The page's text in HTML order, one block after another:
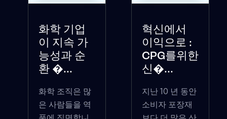
화학 기업
이 지속 가
능성과 순
환 �...
화학 조직은 많
은 사람들을 역
혁신에서
이익으로 :
CPG를위한
신�...
지난 10 년 동안
소비자 포장재